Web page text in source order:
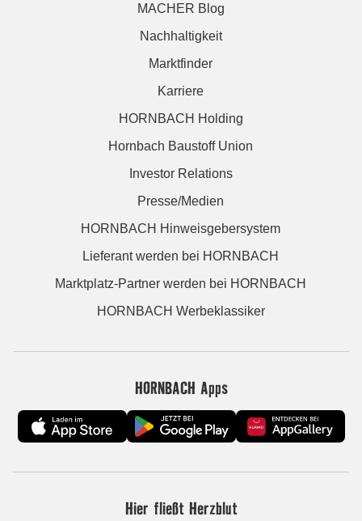
MACHER Blog
Nachhaltigkeit
Marktfinder
Karriere
HORNBACH Holding
Hornbach Baustoff Union
Investor Relations
Presse/Medien
HORNBACH Hinweisgebersystem
Lieferant werden bei HORNBACH
Marktplatz-Partner werden bei HORNBACH
HORNBACH Werbeklassiker
HORNBACH Apps
Hier fließt Herzblut